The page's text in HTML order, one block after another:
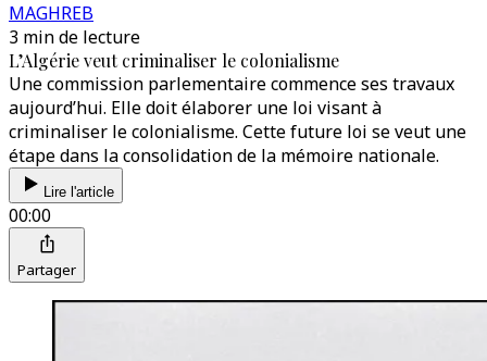
MAGHREB
3 min de lecture
L’Algérie veut criminaliser le colonialisme
Une commission parlementaire commence ses travaux
aujourd’hui. Elle doit élaborer une loi visant à
criminaliser le colonialisme. Cette future loi se veut une
étape dans la consolidation de la mémoire nationale.
Lire l'article
00:00
Partager